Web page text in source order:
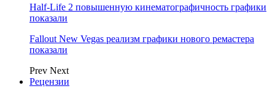
Half-Life 2 повышенную кинематографичность графики
показали
Fallout New Vegas реализм графики нового ремастера
показали
Prev Next
Рецензии